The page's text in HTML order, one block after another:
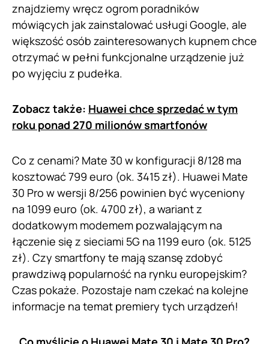
znajdziemy wręcz ogrom poradników
mówiących jak zainstalować usługi Google, ale
większość osób zainteresowanych kupnem chce
otrzymać w pełni funkcjonalne urządzenie już
po wyjęciu z pudełka.
Zobacz także: Huawei chce sprzedać w tym
roku ponad 270 milionów smartfonów
Co z cenami? Mate 30 w konfiguracji 8/128 ma
kosztować 799 euro (ok. 3415 zł). Huawei Mate
30 Pro w wersji 8/256 powinien być wyceniony
na 1099 euro (ok. 4700 zł), a wariant z
dodatkowym modemem pozwalającym na
łączenie się z sieciami 5G na 1199 euro (ok. 5125
zł). Czy smartfony te mają szansę zdobyć
prawdziwą popularność na rynku europejskim?
Czas pokaże. Pozostaje nam czekać na kolejne
informacje na temat premiery tych urządzeń!